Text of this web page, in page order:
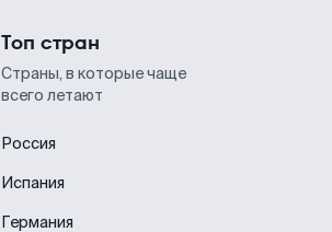
Топ стран
Страны, в которые чаще
всего летают
Россия
Испания
Германия